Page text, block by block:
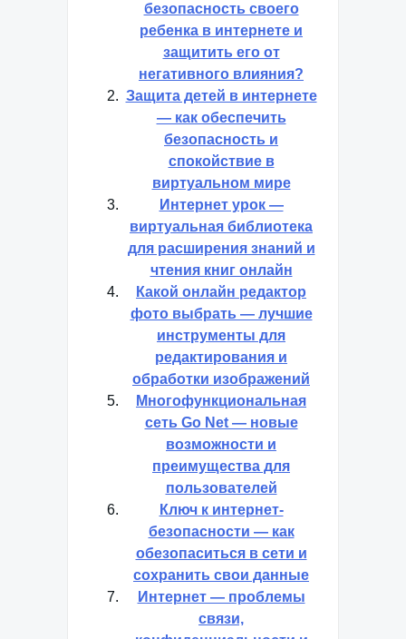
безопасность своего
ребенка в интернете и
защитить его от
негативного влияния?
Защита детей в интернете
— как обеспечить
безопасность и
спокойствие в
виртуальном мире
Интернет урок —
виртуальная библиотека
для расширения знаний и
чтения книг онлайн
Какой онлайн редактор
фото выбрать — лучшие
инструменты для
редактирования и
обработки изображений
Многофункциональная
сеть Go Net — новые
возможности и
преимущества для
пользователей
Ключ к интернет-
безопасности — как
обезопаситься в сети и
сохранить свои данные
Интернет — проблемы
связи,